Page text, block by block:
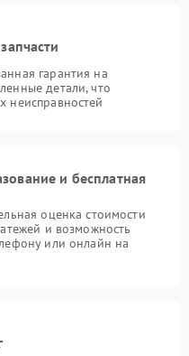
гарантия на
детали, что
неисправностей
и бесплатная
оценка стоимости
и возможность
или онлайн на